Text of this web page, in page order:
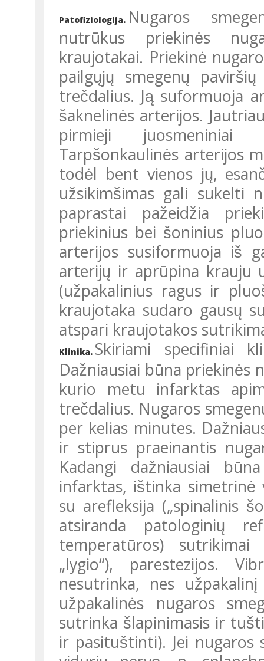
Patofiziologija. Nugaros
nutrūkus priekinės
kraujotakai. Priekinė
pailgųjų smegenų
trečdalius. Ją suformuoja
šaknelinės arterijos.
pirmieji juosmeniniai
Tarpšonkaulinės arterijos
todėl bent vienos jų,
užsikimšimas gali sukelti
paprastai pažeidžia
priekinius bei šoninius
arterijos susiformuoja iš
arterijų ir aprūpina krauju
(užpakalinius ragus ir
kraujotaka sudaro gausų
atspari kraujotakos
Klinika. Skiriami specifiniai
Dažniausiai būna priekinės
kurio metu infarktas
trečdalius. Nugaros
per kelias minutes.
ir stiprus praeinantis
Kadangi dažniausiai
infarktas, ištinka simetrinė
su arefleksija („spinalinis
atsiranda patologinių
temperatūros)
„lygio“), parestezijos.
nesutrinka, nes
užpakalinės nugaros
sutrinka šlapinimasis ir
ir pasituštinti). Jei nugaros